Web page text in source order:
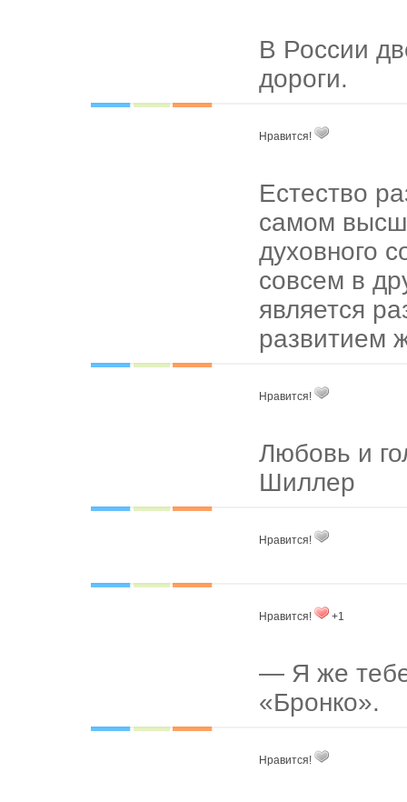
В России
дороги.
Нравится!
Естество
самом
духовного
совсем в
является
развитием
Нравится!
Любовь и
Шиллер
Нравится!
Нравится! +1
— Я же
«Бронко».
Нравится!